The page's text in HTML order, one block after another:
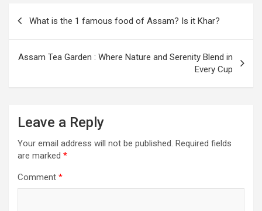
What is the 1 famous food of Assam? Is it Khar?
Assam Tea Garden : Where Nature and Serenity Blend in
Every Cup
Leave a Reply
Your email address will not be published. Required fields
are marked *
Comment *